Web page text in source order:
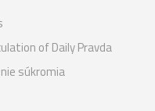
of Daily Pravda
súkromia